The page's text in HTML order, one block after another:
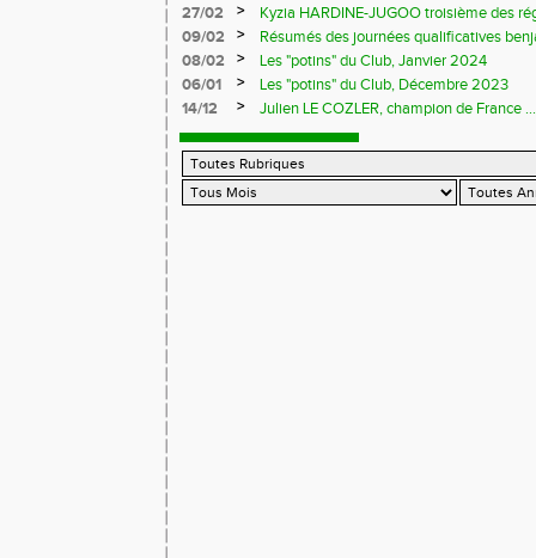
27/02
>
Kyzia HARDINE-JUGOO troisième des
09/02
>
Résumés des journées qualificatives
08/02
>
Les "potins" du Club, Janvier 2024
06/01
>
Les "potins" du Club, Décembre 2023
14/12
> Julien LE COZLER, champion de France ...